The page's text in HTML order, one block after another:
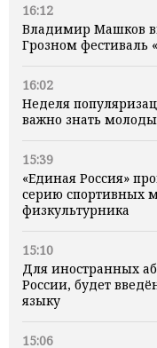
16:12
Владимир Машков
Грозном фестиваль
16:02
Неделя
важно знать
15:39
«Единая Россия»
серию спортивных
физкультурника
15:10
Для иностранных
России, будет
языку
15:06